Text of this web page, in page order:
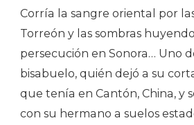
Corría la sangre oriental por
Torreón y las sombras
persecución en Sonora… Uno
bisabuelo, quién dejó a su
que tenía en Cantón, China, y
con su hermano a suelos